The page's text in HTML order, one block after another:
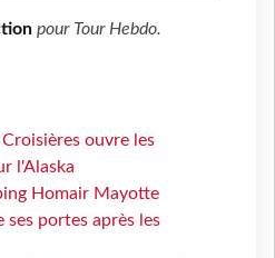
pour Tour Hebdo.
ouvre les
l'Alaska
Homair Mayotte
ses portes après les